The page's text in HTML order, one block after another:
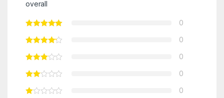
overall
0
0
0
0
0